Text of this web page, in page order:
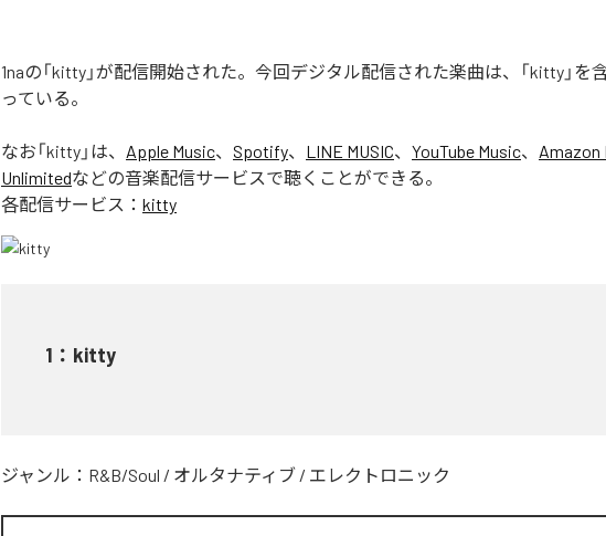
1naの「kitty」が配信開始された。今回デジタル配信された楽曲は、「kitty」を
っている。
なお「kitty 」は、 Apple Music、 Spotify、 LINE MUSIC、 YouTube Music、 Amazon
Unlimitedなどの音楽配信サービスで聴くことができる。
各配信サービス： kitty
1 ： kitty
ジャンル： R&B/Soul / オルタナティブ / エレクトロニック